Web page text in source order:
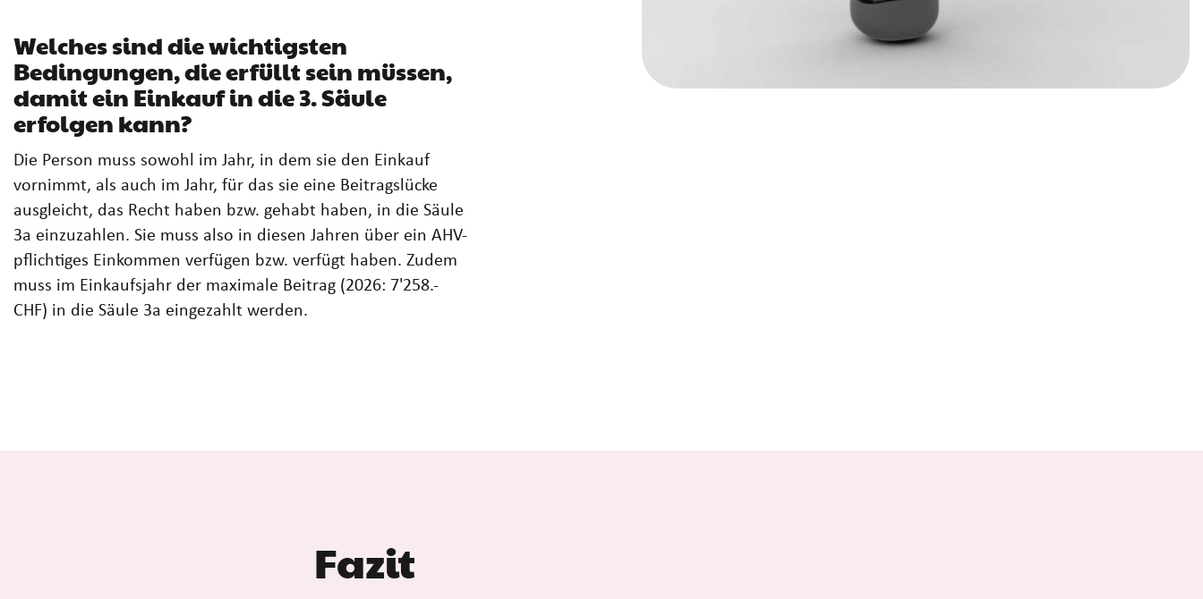
Welches sind die wichtigsten
Bedingungen, die erfüllt sein müssen,
damit ein Einkauf in die 3. Säule
erfolgen kann?
Die Person muss sowohl im Jahr, in dem sie den Einkauf
vornimmt, als auch im Jahr, für das sie eine Beitragslücke
ausgleicht, das Recht haben bzw. gehabt haben, in die Säule
3a einzuzahlen. Sie muss also in diesen Jahren über ein AHV-
pflichtiges Einkommen verfügen bzw. verfügt haben. Zudem
muss im Einkaufsjahr der maximale Beitrag (2026: 7'258.-
CHF) in die Säule 3a eingezahlt werden.
Fazit